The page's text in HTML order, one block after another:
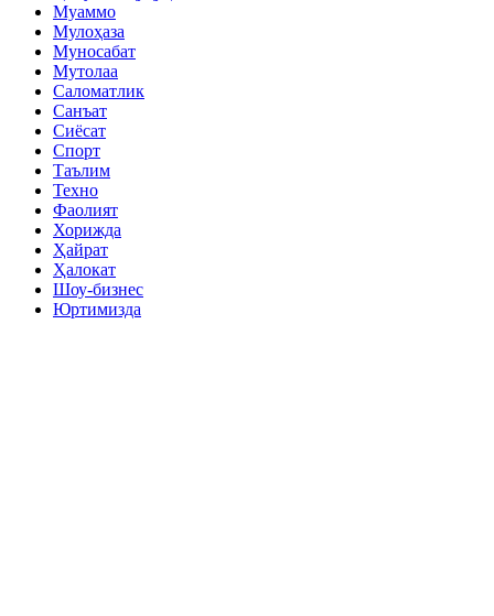
Муаммо
Мулоҳаза
Муносабат
Мутолаа
Саломатлик
Санъат
Сиёсат
Спорт
Таълим
Техно
Фаолият
Хорижда
Ҳайрат
Ҳалокат
Шоу-бизнес
Юртимизда